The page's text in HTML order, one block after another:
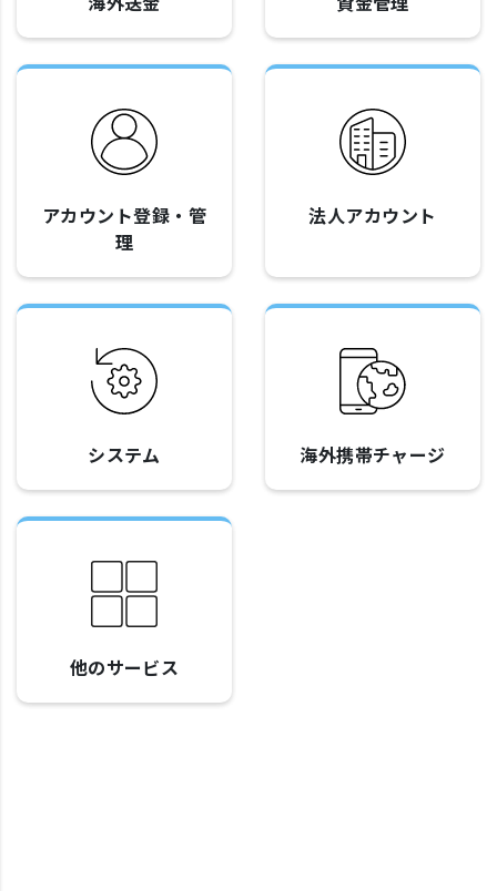
アカウント登録・管
理
法人アカウント
システム 海外携帯チャージ
他のサービス